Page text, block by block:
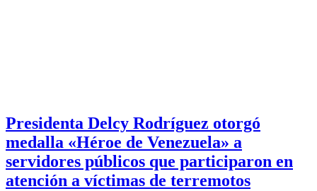
Presidenta Delcy Rodríguez otorgó
medalla «Héroe de Venezuela» a
servidores públicos que participaron en
atención a víctimas de terremotos